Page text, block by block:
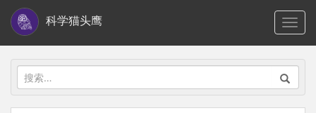
i
科学猫头鹰
搜
索：